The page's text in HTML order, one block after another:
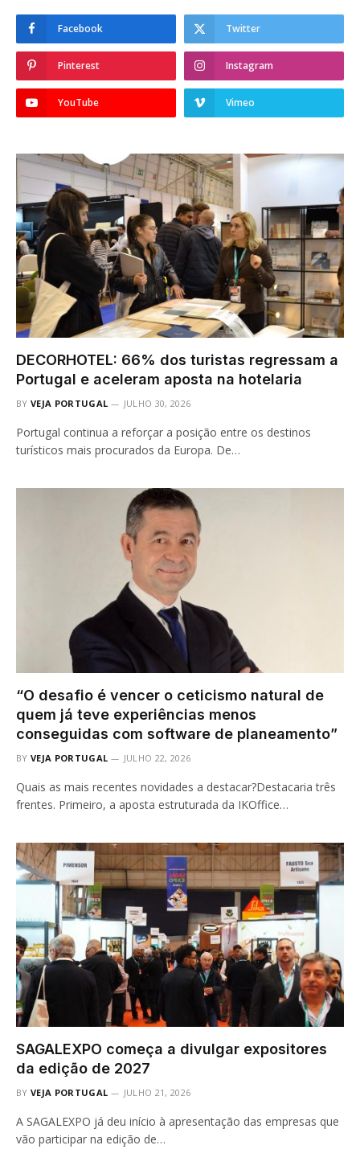
Facebook Twitter
Pinterest Instagram
YouTube Vimeo
DECORHOTEL: 66% dos turistas regressam a
Portugal e aceleram aposta na hotelaria
BY VEJA PORTUGAL JULHO 30, 2026
Portugal continua a reforçar a posição entre os destinos
turísticos mais procurados da Europa. De…
“O desafio é vencer o ceticismo natural de
quem já teve experiências menos
conseguidas com software de planeamento”
BY VEJA PORTUGAL JULHO 22, 2026
Quais as mais recentes novidades a destacar?Destacaria três
frentes. Primeiro, a aposta estruturada da IKOffice…
SAGALEXPO começa a divulgar expositores
da edição de 2027
BY VEJA PORTUGAL JULHO 21, 2026
A SAGALEXPO já deu início à apresentação das empresas que
vão participar na edição de…